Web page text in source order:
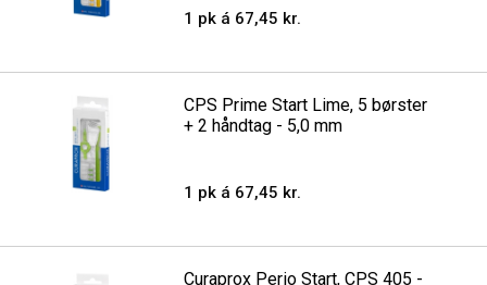
1 pk á 67,45 kr.
CPS Prime Start Lime, 5 børster
+ 2 håndtag - 5,0 mm
1 pk á 67,45 kr.
Curaprox Perio Start, CPS 405 -